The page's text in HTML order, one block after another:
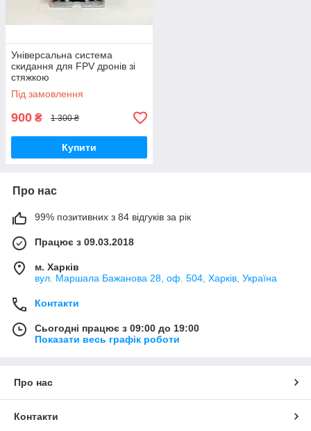
Універсальна система
скидання для FPV дронів зі
стяжкою
Під замовлення
900 ₴ 1 300 ₴
Купити
Про нас
99% позитивних з 84 відгуків за рік
Працює з 09.03.2018
м. Харків
вул. Маршала Бажанова 28, оф. 504, Харків, Україна
Контакти
Сьогодні працює з 09:00 до 19:00
Показати весь графік роботи
Про нас
Контакти